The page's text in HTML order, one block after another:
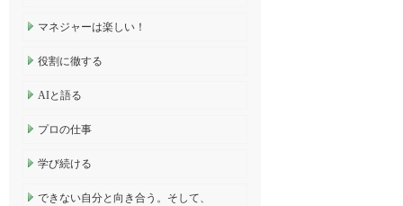
マネジャーは楽しい！
役割に徹する
AIと語る
プロの仕事
学び続ける
できない自分と向き合う。そして、